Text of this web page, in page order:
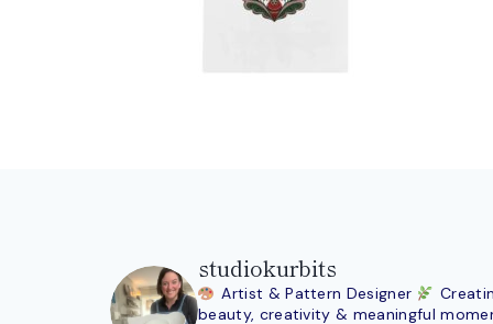
studiokurbits
Artist & Pattern Designer
beauty, creativity & meaningful